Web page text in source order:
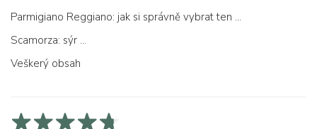
Parmigiano Reggiano: jak si správně vybrat ten pravý
Scamorza: sýr ...
Veškerý obsah